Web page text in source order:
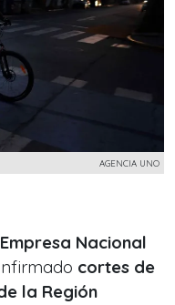
AGENCIA UNO
Empresa Nacional
cortes de
la Región